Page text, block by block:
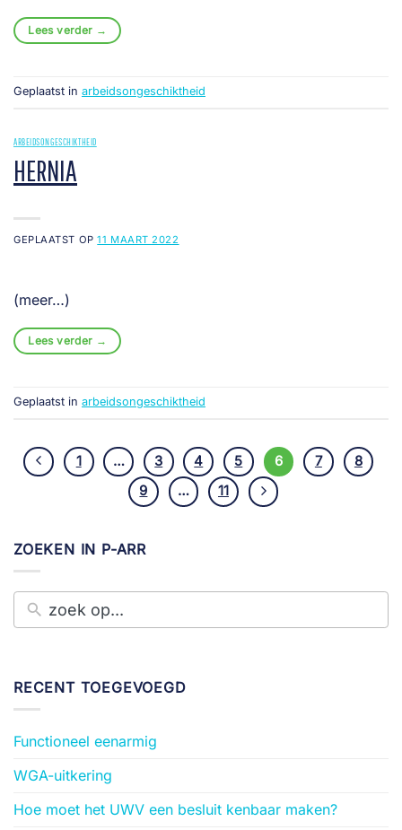
Lees verder →
Geplaatst in arbeidsongeschiktheid
ARBEIDSONGESCHIKTHEID
HERNIA
GEPLAATST OP11 MAART 2022
(meer…)
Lees verder →
Geplaatst in arbeidsongeschiktheid
1 … 3 4 5 6 7
8
9
… 11
ZOEKEN IN P-ARR
RECENT TOEGEVOEGD
Functioneel eenarmig
WGA-uitkering
Hoe moet het UWV een besluit kenbaar maken?